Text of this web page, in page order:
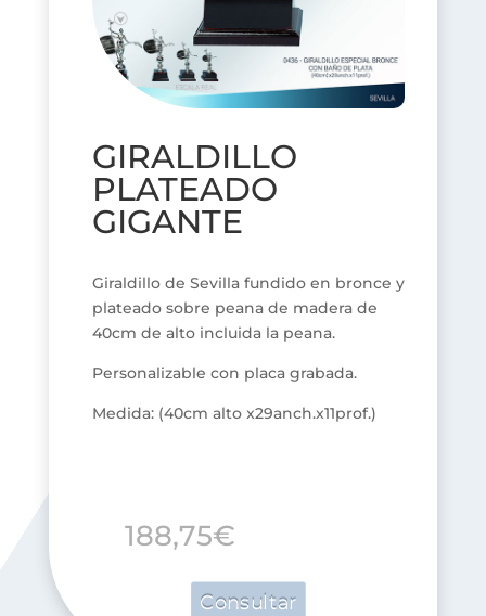
GIRALDILLO
PLATEADO
GIGANTE
Giraldillo de Sevilla fundido en bronce y
plateado sobre peana de madera de
40cm de alto incluida la peana.
Personalizable con placa grabada.
Medida: (40cm alto x29anch.x11prof.)
188,75€
Consultar